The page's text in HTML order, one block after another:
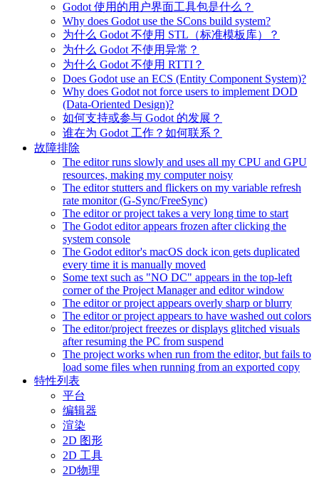
Godot 使用的用户界面工具包是什么？
Why does Godot use the SCons build system?
为什么 Godot 不使用 STL（标准模板库）？
为什么 Godot 不使用异常？
为什么 Godot 不使用 RTTI？
Does Godot use an ECS (Entity Component System)?
Why does Godot not force users to implement DOD
(Data-Oriented Design)?
如何支持或参与 Godot 的发展？
谁在为 Godot 工作？如何联系？
故障排除
The editor runs slowly and uses all my CPU and GPU
resources, making my computer noisy
The editor stutters and flickers on my variable refresh
rate monitor (G-Sync/FreeSync)
The editor or project takes a very long time to start
The Godot editor appears frozen after clicking the
system console
The Godot editor's macOS dock icon gets duplicated
every time it is manually moved
Some text such as "NO DC" appears in the top-left
corner of the Project Manager and editor window
The editor or project appears overly sharp or blurry
The editor or project appears to have washed out colors
The editor/project freezes or displays glitched visuals
after resuming the PC from suspend
The project works when run from the editor, but fails to
load some files when running from an exported copy
特性列表
平台
编辑器
渲染
2D 图形
2D 工具
2D物理